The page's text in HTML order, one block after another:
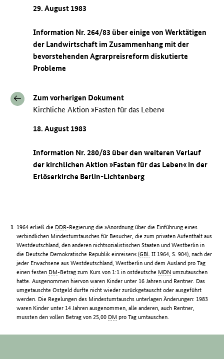
29. August 1983
Information Nr. 264/83 über einige von Werktätigen
der Landwirtschaft im Zusammenhang mit der
bevorstehenden Agrarpreisreform diskutierte
Probleme
Zum vorherigen Dokument
Kirchliche Aktion »Fasten für das Leben«
18. August 1983
Information Nr. 280/83 über den weiteren Verlauf
der kirchlichen Aktion »Fasten für das Leben« in der
Erlöserkirche Berlin-Lichtenberg
1964 erließ die DDR-Regierung die »Anordnung über die Einführung eines
verbindlichen Mindestumtausches für Besucher, die zum privaten Aufenthalt aus
Westdeutschland, den anderen nichtsozialistischen Staaten und Westberlin in
die Deutsche Demokratische Republik einreisen« (GBl. II 1964, S. 904), nach der
jeder Erwachsene aus Westdeutschland, Westberlin und dem Ausland pro Tag
einen festen DM-Betrag zum Kurs von 1:1 in ostdeutsche MDN umzutauschen
hatte. Ausgenommen hiervon waren Kinder unter 16 Jahren und Rentner. Das
umgetauschte Ostgeld durfte nicht wieder zurückgetauscht oder ausgeführt
werden. Die Regelungen des Mindestumtauschs unterlagen Änderungen: 1983
waren Kinder unter 14 Jahren ausgenommen, alle anderen, auch Rentner,
mussten den vollen Betrag von 25,00 DM pro Tag umtauschen.